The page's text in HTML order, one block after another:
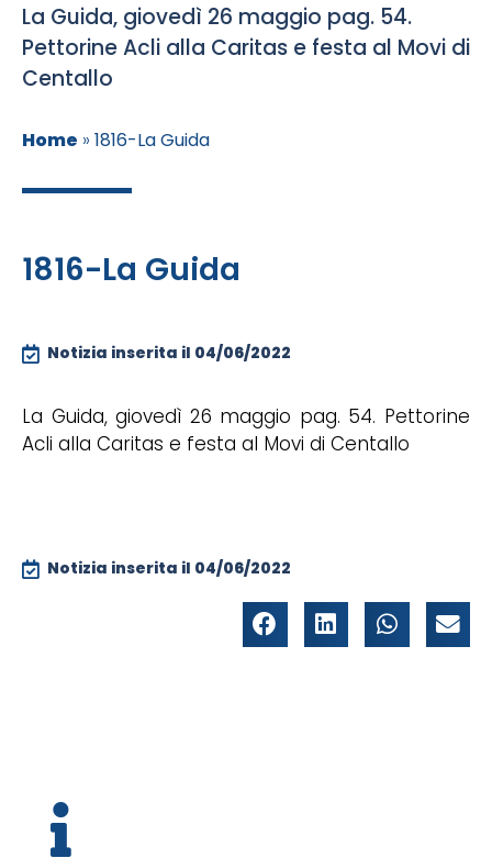
La Guida, giovedì 26 maggio pag. 54.
Pettorine Acli alla Caritas e festa al Movi di
Centallo
Home » 1816-La Guida
1816-La Guida
Notizia inserita il 04/06/2022
La Guida, giovedì 26 maggio pag. 54. Pettorine
Acli alla Caritas e festa al Movi di Centallo
Notizia inserita il 04/06/2022